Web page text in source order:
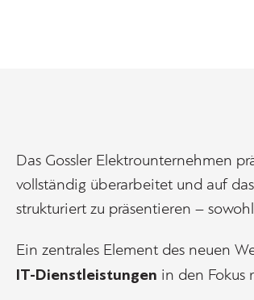
Das Gossler Elektrounternehmen
vollständig überarbeitet und auf
strukturiert zu präsentieren –
Ein zentrales Element des neuen
IT-Dienstleistungen in den Fokus